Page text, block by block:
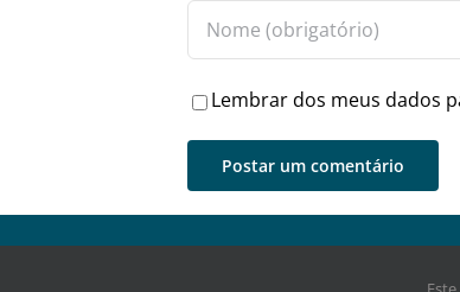
Lembrar dos meus dados